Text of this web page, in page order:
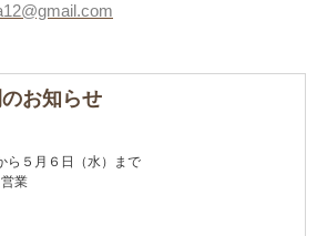
お知らせ
ら５月６日（水）まで
業